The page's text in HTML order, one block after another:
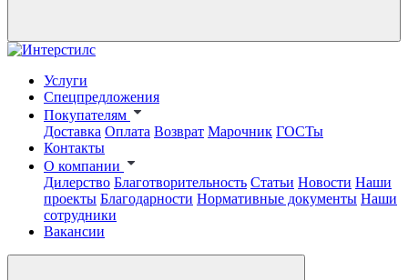
Услуги
Спецпредложения
Покупателям
Доставка Оплата Возврат Марочник ГОСТы
Контакты
О компании
Дилерство Благотворительность Статьи Новости Наши
проекты Благодарности Нормативные документы Наши
сотрудники
Вакансии